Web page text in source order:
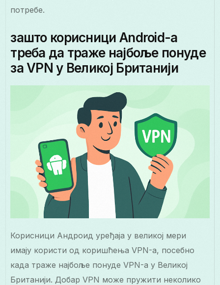
потребе.
зашто корисници Android-а
треба да траже најбоље понуде
за VPN у Великој Британији
Корисници Андроид уређаја у великој мери
имају користи од коришћења VPN-а, посебно
када траже најбоље понуде VPN-а у Великој
Британији. Добар VPN може пружити неколико